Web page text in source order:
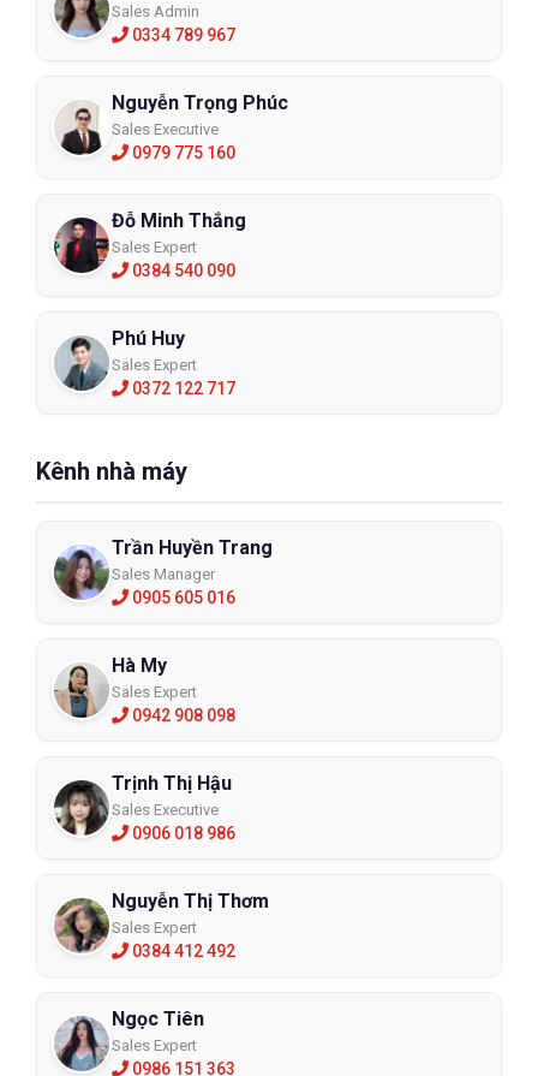
Sales Admin
0334 789 967
Nguyễn Trọng Phúc
Sales Executive
0979 775 160
Đỗ Minh Thắng
Sales Expert
0384 540 090
Phú Huy
Sales Expert
0372 122 717
Kênh nhà máy
Trần Huyền Trang
Sales Manager
0905 605 016
Hà My
Sales Expert
0942 908 098
Trịnh Thị Hậu
Sales Executive
0906 018 986
Nguyễn Thị Thơm
Sales Expert
0384 412 492
Ngọc Tiên
Sales Expert
0986 151 363